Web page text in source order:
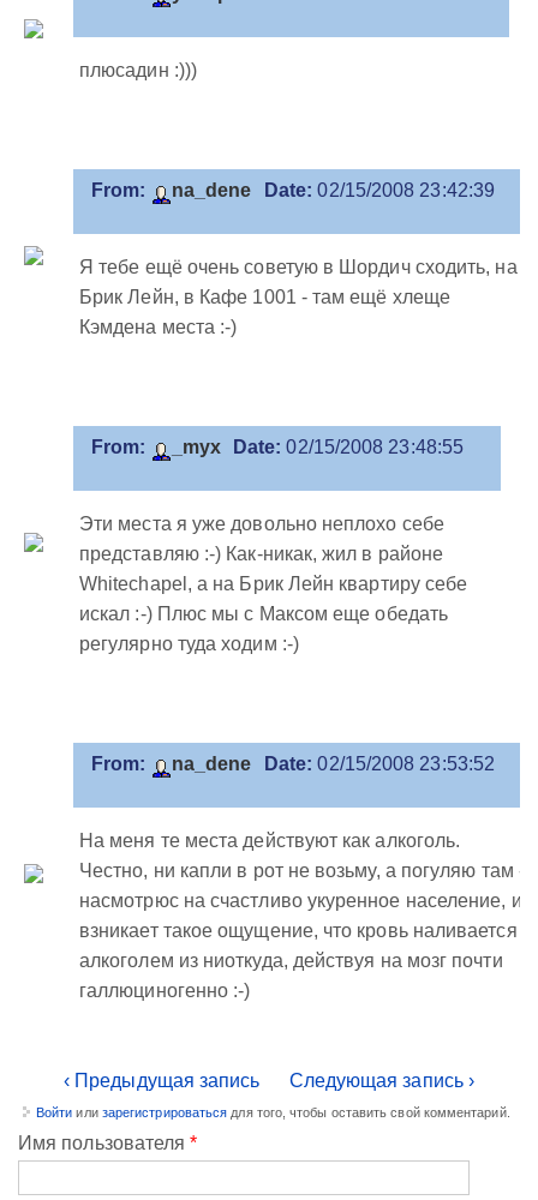
плюсадин :)))
From: na_dene Date: 02/15/2008 23:42:39
Я тебе ещё очень советую в Шордич сходить, на
Брик Лейн, в Кафе 1001 - там ещё хлеще
Кэмдена места :-)
From: _myx Date: 02/15/2008 23:48:55
Эти места я уже довольно неплохо себе
представляю :-) Как-никак, жил в районе
Whitechapel, а на Брик Лейн квартиру себе
искал :-) Плюс мы с Максом еще обедать
регулярно туда ходим :-)
From: na_dene Date: 02/15/2008 23:53:52
На меня те места действуют как алкоголь.
Честно, ни капли в рот не возьму, а погуляю там -
насмотрюс на счастливо укуренное население, и
взникает такое ощущение, что кровь наливается
алкоголем из ниоткуда, действуя на мозг почти
галлюциногенно :-)
‹ Предыдущая запись Следующая запись ›
Войти или зарегистрироваться для того, чтобы оставить свой комментарий.
Имя пользователя*